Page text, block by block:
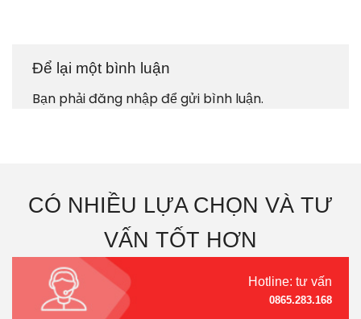
Để lại một bình luận
Bạn phảiđăng nhậpđể gửi bình luận.
CÓ NHIỀU LỰA CHỌN VÀ TƯ
VẤN TỐT HƠN
Hotline: tư vấn
0865.283.168